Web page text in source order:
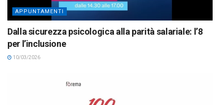
APPUNTAMENTI
Dalla sicurezza psicologica alla parità salariale: l’8
per l’inclusione
10/03/2026